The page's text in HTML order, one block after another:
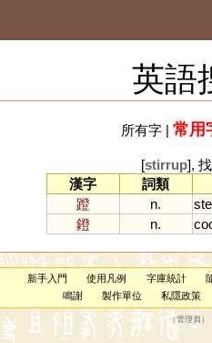
英語
所有字| 常用
[stirrup],
漢字
詞類
蹬
n.
鐙
n.
新手入門 使用凡例 字庫統計
鳴謝
製作單位 私隱政策
（管理員 ）